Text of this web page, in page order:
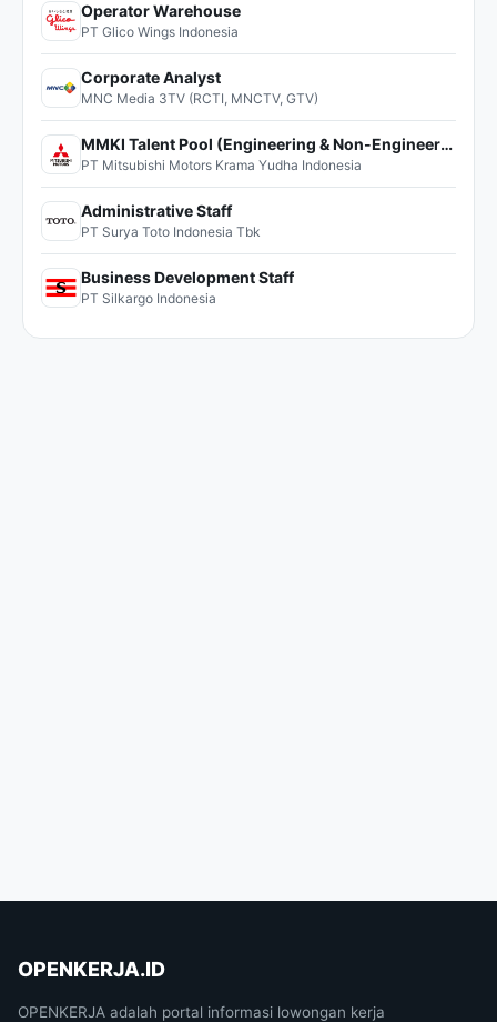
Operator Warehouse
PT Glico Wings Indonesia
Corporate Analyst
MNC Media 3TV (RCTI, MNCTV, GTV)
MMKI Talent Pool (Engineering & Non-Engineering)
PT Mitsubishi Motors Krama Yudha Indonesia
Administrative Staff
PT Surya Toto Indonesia Tbk
Business Development Staff
PT Silkargo Indonesia
OPENKERJA.ID
OPENKERJA adalah portal informasi lowongan kerja